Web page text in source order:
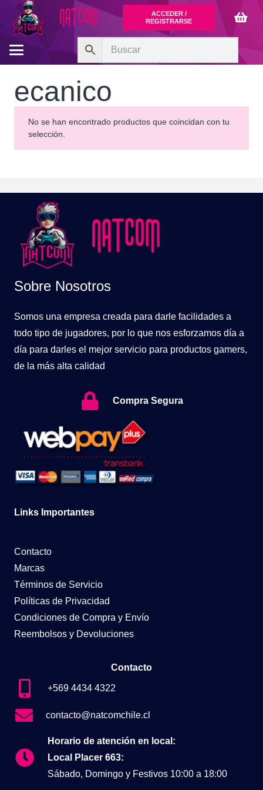
ACCEDER /
REGISTRARSE
ecanico
No se han encontrado productos que coincidan con tu
selección.
Sobre Nosotros
Somos una empresa creada para darle facilidades a
todo tipo de jugadores, por lo que nos esforzamos día a
día para darles el mejor servicio para productos gamers,
de la más alta calidad
Compra Segura
Links Importantes
Contacto
Marcas
Términos de Servicio
Políticas de Privacidad
Condiciones de Compra y Envío
Reembolsos y Devoluciones
Contacto
+569 4434 4322
contacto@natcomchile.cl
Horario de atención en local:
Local Placer 663:
Sábado, Domingo y Festivos 10:00 a 18:00